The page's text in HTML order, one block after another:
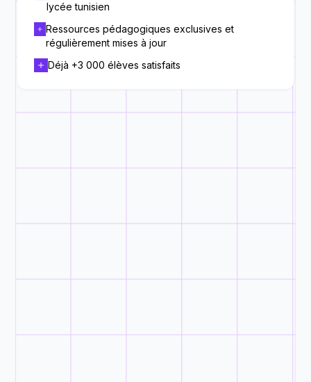
lycée tunisien
Ressources pédagogiques exclusives et
régulièrement mises à jour
Déjà +3 000 élèves satisfaits